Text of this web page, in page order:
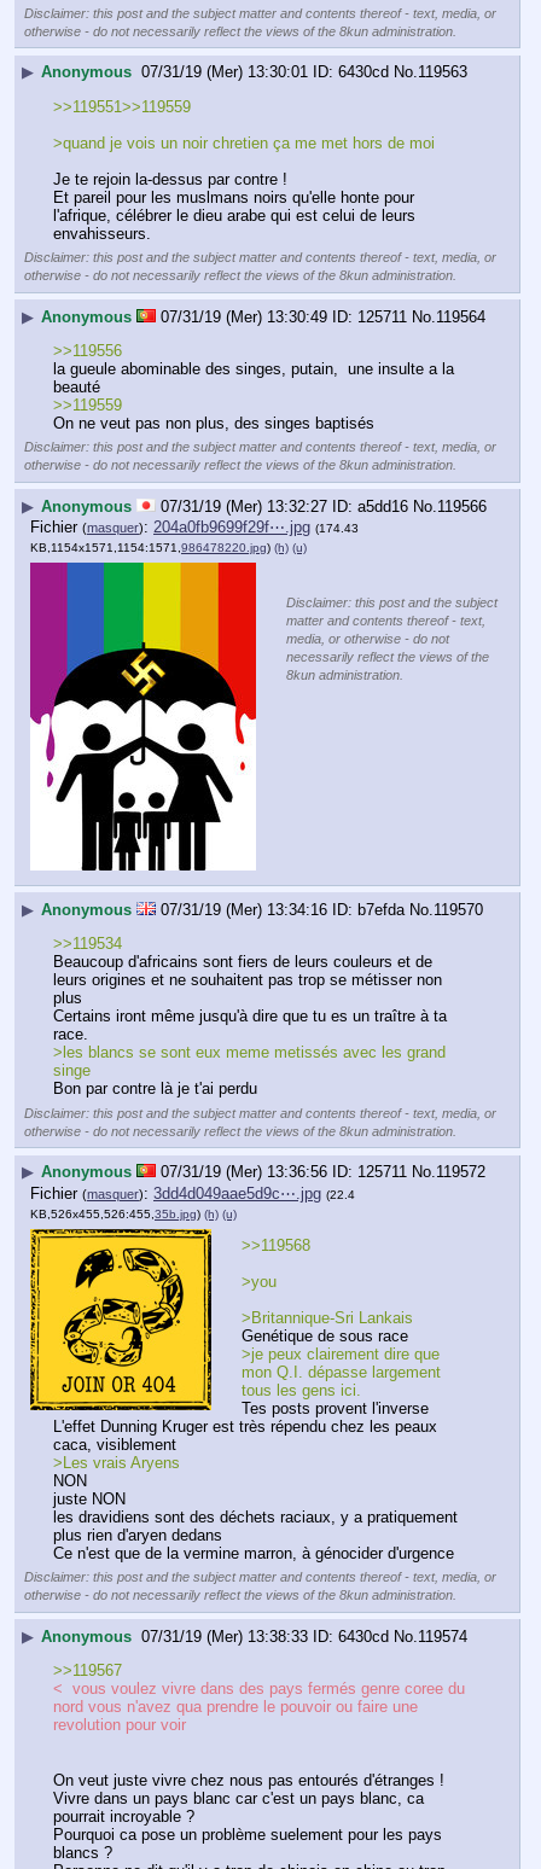
Disclaimer: this post and the subject matter and contents thereof - text, media, or
otherwise - do not necessarily reflect the views of the 8kun administration.
▶ Anonymous 07/31/19 (Mer) 13:30:01 6430cd No.119563
>>119551>>119559
>quand je vois un noir chretien ça me met hors de moi
Je te rejoin la-dessus par contre !
Et pareil pour les muslmans noirs qu'elle honte pour
l'afrique, célébrer le dieu arabe qui est celui de leurs
envahisseurs.
Disclaimer: this post and the subject matter and contents thereof - text, media, or
otherwise - do not necessarily reflect the views of the 8kun administration.
▶ Anonymous 07/31/19 (Mer) 13:30:49 125711 No. 119564
>>119556
la gueule abominable des singes, putain,  une insulte a la
beauté
>>119559
On ne veut pas non plus, des singes baptisés
Disclaimer: this post and the subject matter and contents thereof - text, media, or
otherwise - do not necessarily reflect the views of the 8kun administration.
▶ Anonymous 07/31/19 (Mer) 13:32:27 a5dd16 No. 119566
Fichier (masquer): 204a0fb9699f29f⋯.jpg (174.43
KB,1154x1571,1154:1571,986478220.jpg) (h) (u)
Disclaimer: this post and the subject
matter and contents thereof - text,
media, or otherwise - do not
necessarily reflect the views of the
8kun administration.
▶ Anonymous 07/31/19 (Mer) 13:34:16 b7efda No.119570
>>119534
Beaucoup d'africains sont fiers de leurs couleurs et de
leurs origines et ne souhaitent pas trop se métisser non
plus
Certains iront même jusqu'à dire que tu es un traître à ta
race.
>les blancs se sont eux meme metissés avec les grand
singe
Bon par contre là je t'ai perdu
Disclaimer: this post and the subject matter and contents thereof - text, media, or
otherwise - do not necessarily reflect the views of the 8kun administration.
▶ Anonymous 07/31/19 (Mer) 13:36:56 125711 No.119572
Fichier (masquer): 3dd4d049aae5d9c⋯.jpg (22.4
KB,526x455,526:455, 35b.jpg) (h) (u)
>>119568
>you
>Britannique-Sri Lankais
Genétique de sous race
>je peux clairement dire que
mon Q.I. dépasse largement
tous les gens ici.
Tes posts provent l'inverse
L'effet Dunning Kruger est très répendu chez les peaux
caca, visiblement
>Les vrais Aryens
NON
juste NON
les dravidiens sont des déchets raciaux, y a pratiquement
plus rien d'aryen dedans
Ce n'est que de la vermine marron, à génocider d'urgence
Disclaimer: this post and the subject matter and contents thereof - text, media, or
otherwise - do not necessarily reflect the views of the 8kun administration.
▶ Anonymous 07/31/19 (Mer) 13:38:33 6430cd No. 119574
>>119567
<  vous voulez vivre dans des pays fermés genre coree du
nord vous n'avez qua prendre le pouvoir ou faire une
revolution pour voir
On veut juste vivre chez nous pas entourés d'étranges !
Vivre dans un pays blanc car c'est un pays blanc, ca
pourrait incroyable ?
Pourquoi ca pose un problème suelement pour les pays
blancs ?